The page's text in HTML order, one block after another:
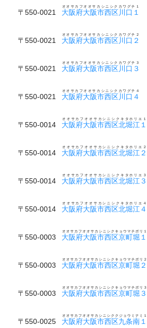
〒550-0021 大阪府大阪市西区川口１
オオサカフオオサカシニシクカワグチ１
〒550-0021 大阪府大阪市西区川口２
オオサカフオオサカシニシクカワグチ２
〒550-0021 大阪府大阪市西区川口３
オオサカフオオサカシニシクカワグチ３
〒550-0021 大阪府大阪市西区川口４
オオサカフオオサカシニシクカワグチ４
〒550-0014 大阪府大阪市西区北堀江１
オオサカフオオサカシニシクキタホリエ１
〒550-0014 大阪府大阪市西区北堀江２
オオサカフオオサカシニシクキタホリエ２
〒550-0014 大阪府大阪市西区北堀江３
オオサカフオオサカシニシクキタホリエ３
〒550-0014 大阪府大阪市西区北堀江４
オオサカフオオサカシニシクキタホリエ４
〒550-0003 大阪府大阪市西区京町堀１
オオサカフオオサカシニシクキョウマチボリ１
〒550-0003 大阪府大阪市西区京町堀２
オオサカフオオサカシニシクキョウマチボリ２
〒550-0003 大阪府大阪市西区京町堀３
オオサカフオオサカシニシクキョウマチボリ３
〒550-0025 大阪府大阪市西区九条南１
オオサカフオオサカシニシククジョウミナミ１